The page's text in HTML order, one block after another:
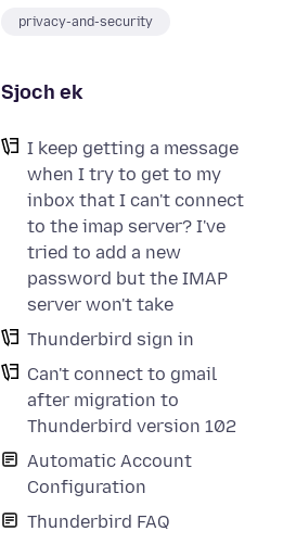
privacy-and-security
Sjoch ek
I keep getting a message
when I try to get to my
inbox that I can't connect
to the imap server? I've
tried to add a new
password but the IMAP
server won't take
Thunderbird sign in
Can't connect to gmail
after migration to
Thunderbird version 102
Automatic Account
Configuration
Thunderbird FAQ